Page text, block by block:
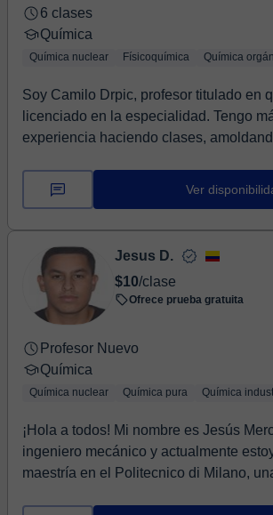
6 clases
Química
Química nuclear Físicoquímica Química
Soy Camilo Drpic, profesor titulado en
licenciado en la especialidad. Tengo
experiencia haciendo clases,
Ver
Jesus D.
$10/clase
Ofrece prueba gratuita
Profesor Nuevo
Química
Química nuclear Química pura Química
¡Hola a todos! Mi nombre es Jesús
ingeniero mecánico y actualmente
maestría en el Politecnico di Milano,